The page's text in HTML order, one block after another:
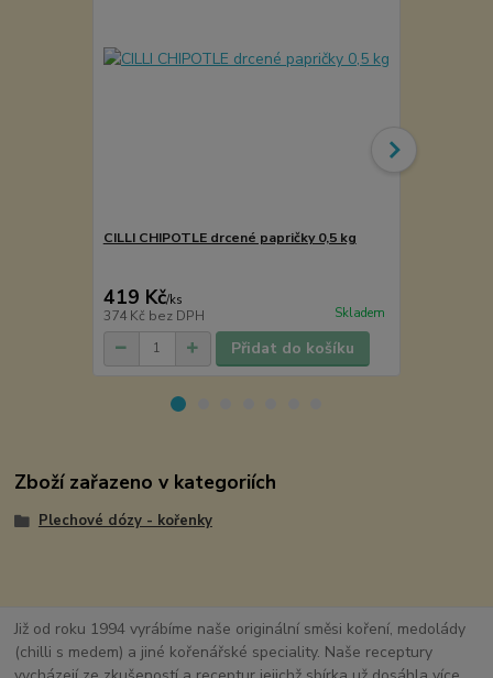
CILLI CHIPOTLE drcené papričky 0,5 kg
419 Kč/ks
374 Kč bez DPH Skladem
Přidat do košíku
Zboží zařazeno v kategoriích
Plechové dózy - kořenky
Již od roku 1994 vyrábíme naše originální směsi koření, medolády
(chilli s medem) a jiné kořenářské speciality. Naše receptury